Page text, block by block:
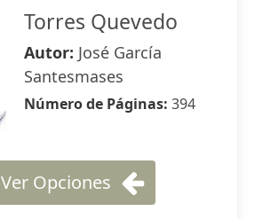
Torres Quevedo
Autor: José García
Santesmases
Número de Páginas: 394
Ver Opciones